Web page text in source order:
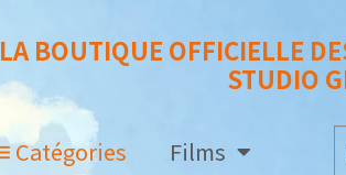
LA BOUTIQUE OFFICIELLE
STUDIO
Catégories Films